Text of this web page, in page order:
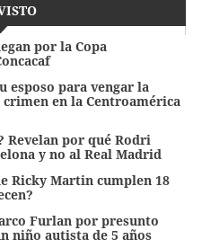
por la Copa
esposo para vengar la
en la Centroamérica
Revelan por qué Rodri
y no al Real Madrid
Ricky Martin cumplen 18
Furlan por presunto
niño autista de 5 años